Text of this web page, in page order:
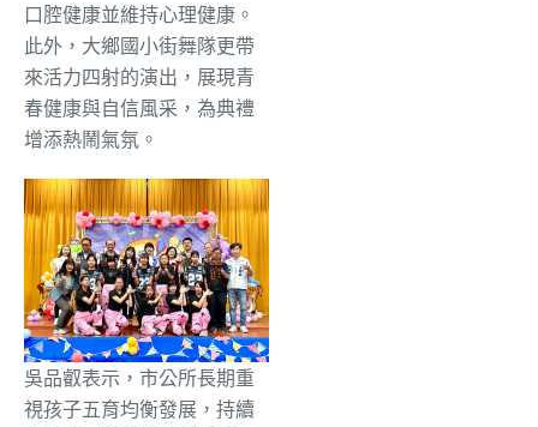
口腔健康並維持心理健康。
此外，大鄉國小街舞隊更帶
來活力四射的演出，展現青
春健康與自信風采，為典禮
增添熱鬧氣氛。
吳品叡表示，市公所長期重
視孩子五育均衡發展，持續